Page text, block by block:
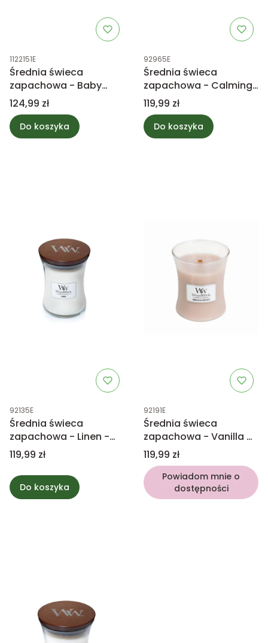
Kod produktu
1122151E
Średnia świeca
zapachowa - Baby
Powder - Yankee
Candle
Cena
124,99 zł
Do koszyka
Kod produktu
92965E
Średnia świeca
zapachowa - Calming
retreat - WoodWick
Cena
119,99 zł
Do koszyka
Kod produktu
92135E
Średnia świeca
zapachowa - Linen -
WoodWick
Cena
119,99 zł
Do koszyka
Kod produktu
92191E
Średnia świeca
zapachowa - Vanilla &
sea salt - WoodWick
Cena
119,99 zł
Powiadom mnie o
dostępności